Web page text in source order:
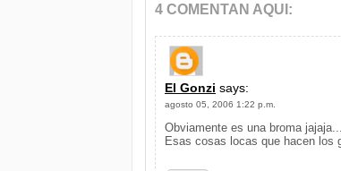
4 COMENTAN AQUI:
El Gonzi says:
agosto 05, 2006 1:22 p.m.
Obviamente es una broma jajaja...
Esas cosas locas que hacen los